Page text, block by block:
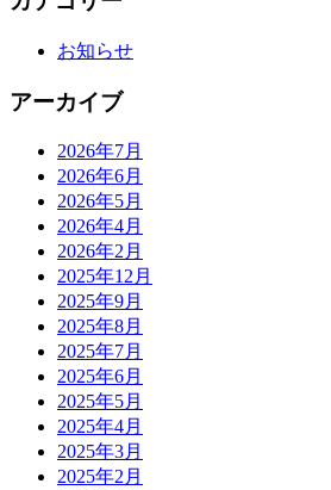
お知らせ
アーカイブ
2026年7月
2026年6月
2026年5月
2026年4月
2026年2月
2025年12月
2025年9月
2025年8月
2025年7月
2025年6月
2025年5月
2025年4月
2025年3月
2025年2月